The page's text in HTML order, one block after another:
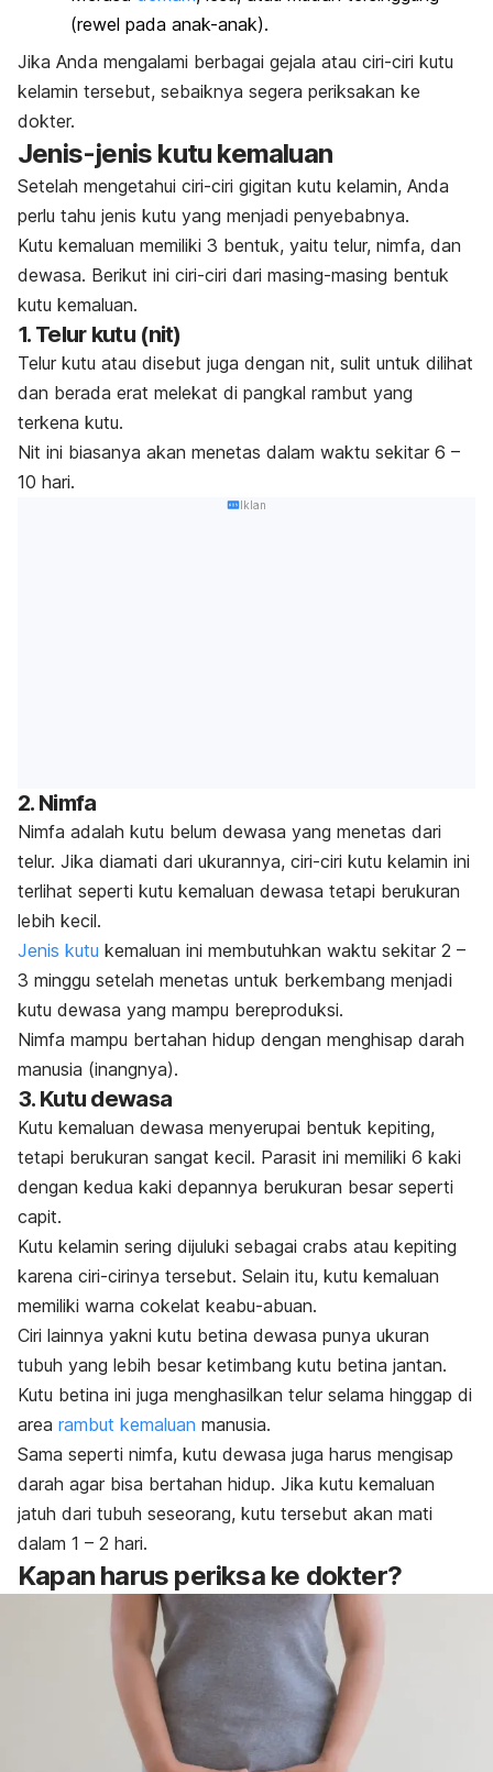
(rewel pada anak-anak).
Jika Anda mengalami berbagai gejala atau ciri-ciri kutu
kelamin tersebut, sebaiknya segera periksakan ke
dokter.
Jenis-jenis kutu kemaluan
Setelah mengetahui ciri-ciri gigitan kutu kelamin, Anda
perlu tahu jenis kutu yang menjadi penyebabnya.
Kutu kemaluan memiliki 3 bentuk, yaitu telur, nimfa, dan
dewasa. Berikut ini ciri-ciri dari masing-masing bentuk
kutu kemaluan.
1. Telur kutu (nit)
Telur kutu atau disebut juga dengan nit, sulit untuk dilihat
dan berada erat melekat di pangkal rambut yang
terkena kutu.
Nit ini biasanya akan menetas dalam waktu sekitar 6 –
10 hari.
Iklan
2. Nimfa
Nimfa adalah kutu belum dewasa yang menetas dari
telur. Jika diamati dari ukurannya, ciri-ciri kutu kelamin ini
terlihat seperti kutu kemaluan dewasa tetapi berukuran
lebih kecil.
Jenis kutu kemaluan ini membutuhkan waktu sekitar 2 –
3 minggu setelah menetas untuk berkembang menjadi
kutu dewasa yang mampu bereproduksi.
Nimfa mampu bertahan hidup dengan menghisap darah
manusia (inangnya).
3. Kutu dewasa
Kutu kemaluan dewasa menyerupai bentuk kepiting,
tetapi berukuran sangat kecil. Parasit ini memiliki 6 kaki
dengan kedua kaki depannya berukuran besar seperti
capit.
Kutu kelamin sering dijuluki sebagai crabs atau kepiting
karena ciri-cirinya tersebut. Selain itu, kutu kemaluan
memiliki warna cokelat keabu-abuan.
Ciri lainnya yakni kutu betina dewasa punya ukuran
tubuh yang lebih besar ketimbang kutu betina jantan.
Kutu betina ini juga menghasilkan telur selama hinggap di
area rambut kemaluan manusia.
Sama seperti nimfa, kutu dewasa juga harus mengisap
darah agar bisa bertahan hidup. Jika kutu kemaluan
jatuh dari tubuh seseorang, kutu tersebut akan mati
dalam 1 – 2 hari.
Kapan harus periksa ke dokter?